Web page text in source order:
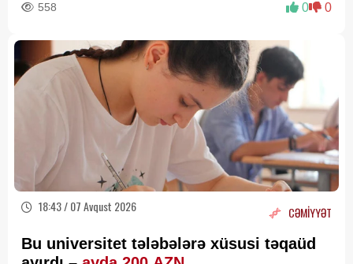
558 0 0
18:43 / 07 Avqust 2026 CƏMİYYƏT
Bu universitet tələbələrə xüsusi təqaüd